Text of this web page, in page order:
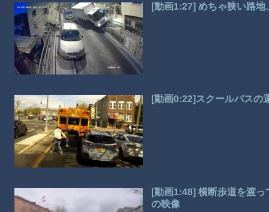
[動画1:27] めちゃ狭い路
[動画0:22]スクールバスの
[動画1:48] 横断歩道を渡
の映像